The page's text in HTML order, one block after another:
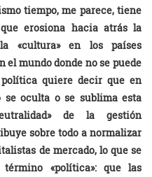
tiempo, me parece, tiene
erosiona hacia atrás la
«cultura» en los países
el mundo donde no se puede
quiere decir que en
oculta o se sublima esta
de la gestión
sobre todo a normalizar
de mercado, lo que se
«política»: que las